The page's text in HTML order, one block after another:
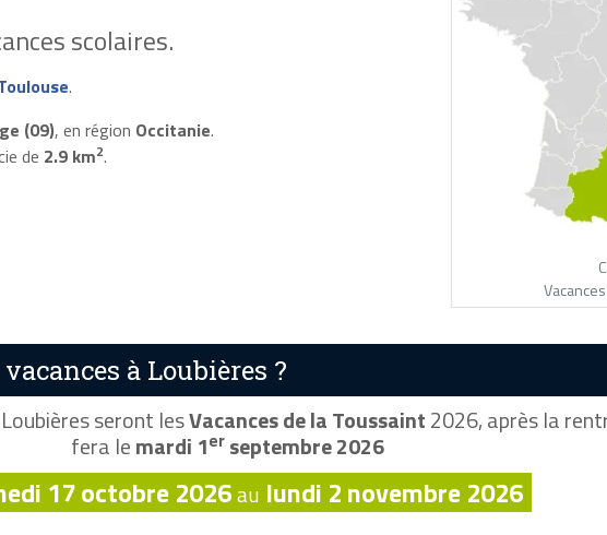
scolaires.
.
(09), en région Occitanie.
de 2.9 km2.
à Loubières ?
seront lesVacances de la Toussaint2026, après la
fera lemardi 1erseptembre 2026
17 octobre 2026au lundi 2 novembre 2026